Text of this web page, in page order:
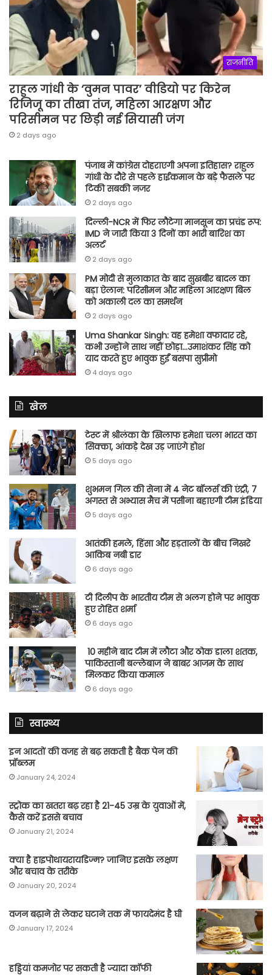
राजनीति
राहुल गांधी के ‘वुमन पावर’ वीडियो पर किरेन
रिजिजू का तीखा तंज, महिला आरक्षण और
परिसीमन पर छिड़ी नई सियासी जंग
2 days ago
पंजाब में कांग्रेस दोहराएगी अपना इतिहास? राहुल
गांधी के दौरे से पहले हाईकमान के बड़े फैसले पर
टिकी सबकी नजर
2 days ago
दिल्ली-NCR में फिर लौटेगा मानसून का प्रचंड रूप:
IMD ने जारी किया 3 दिनों का भारी बारिश का
अलर्ट
2 days ago
PM मोदी से मुलाकात के बाद सुखबीर बादल का
बड़ा ऐलान: परिसीमन और महिला आरक्षण बिल
को अकाली दल का समर्थन
2 days ago
Uma Shankar Singh: वह हमेशा वफादार रहे,
कभी उन्होंने साथ नहीं छोड़ा…उमाशंकर सिंह को
याद करते हुए भावुक हुईं बसपा सुप्रीमो
4 days ago
खेल
टेस्ट में श्रीलंका के खिलाफ हमेशा चला भारत का
सिक्का, आंकड़े देख उड़ जाएंगे होश
5 days ago
शुभमन गिल की सेना में 4 नेट बॉलर्स की एंट्री, 7
अगस्त से अभ्यास मैच में पसीना बहाएगी टीम इंडिया
5 days ago
आतंकी हमले, हिंसा और हड़तालों के बीच निखरे
आकिब नबी डार
6 days ago
टी दिलीप के भारतीय टीम से अलग होने पर भावुक
हुए रोहित शर्मा
6 days ago
10 महीने बाद टीम में लौटा और ठोक डाला शतक,
पाकिस्तानी बल्लेबाज ने बाबर आजम के साथ
मिलकर किया कमाल
6 days ago
स्वास्थ्य
इन आदतों की वजह से बढ़ सकती है बैक पेन की
प्रॉब्लम
January 24, 2024
स्ट्रोक का खतरा बढ़ रहा है 21-45 उम्र के युवाओं में,
कैसे करें इससे बचाव
January 21, 2024
क्या है हाइपोथायरायडिज्म? जानिए इसके लक्षण
और बचाव के तरीके
January 20, 2024
वजन बढ़ाने से लेकर घटाने तक में फायदेमंद है घी
January 17, 2024
हड्डियां कमजोर पर सकती है ज्यादा कॉफी